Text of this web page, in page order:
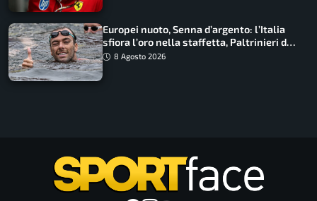
Europei nuoto, Senna d’argento: l’Italia
sfiora l’oro nella staffetta, Paltrinieri da
urlo, il bilancio azzurro
8 Agosto 2026